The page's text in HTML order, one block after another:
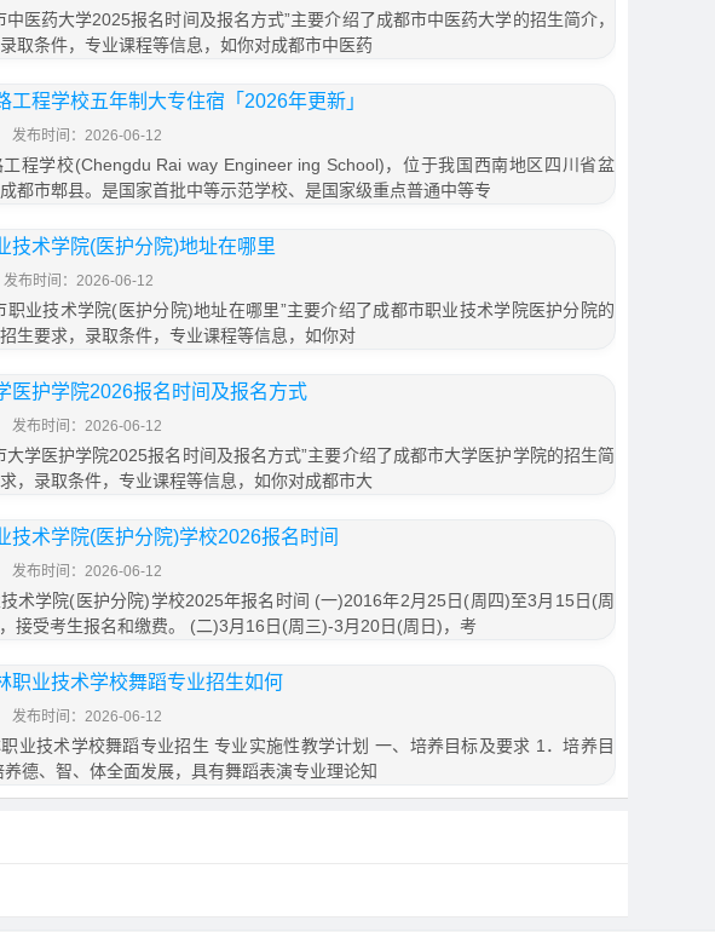
中医药大学2025报名时间及报名方式”主要介绍了成都市中医药大学的招生简介，
取条件，专业课程等信息，如你对成都市中医药
工程学校五年制大专住宿「2026年更新」
发布时间：2026-06-12
程学校(Chengdu Rai way Engineer ing School)，位于我国西南地区四川省盆
都市郫县。是国家首批中等示范学校、是国家级重点普通中等专
技术学院(医护分院)地址在哪里
发布时间：2026-06-12
职业技术学院(医护分院)地址在哪里”主要介绍了成都市职业技术学院医护分院的
生要求，录取条件，专业课程等信息，如你对
医护学院2026报名时间及报名方式
发布时间：2026-06-12
大学医护学院2025报名时间及报名方式”主要介绍了成都市大学医护学院的招生简
，录取条件，专业课程等信息，如你对成都市大
技术学院(医护分院)学校2026报名时间
发布时间：2026-06-12
术学院(医护分院)学校2025年报名时间 (一)2016年2月25日(周四)至3月15日(周
接受考生报名和缴费。 (二)3月16日(周三)-3月20日(周日)，考
职业技术学校舞蹈专业招生如何
发布时间：2026-06-12
业技术学校舞蹈专业招生 专业实施性教学计划 一、培养目标及要求 1．培养目
德、智、体全面发展，具有舞蹈表演专业理论知